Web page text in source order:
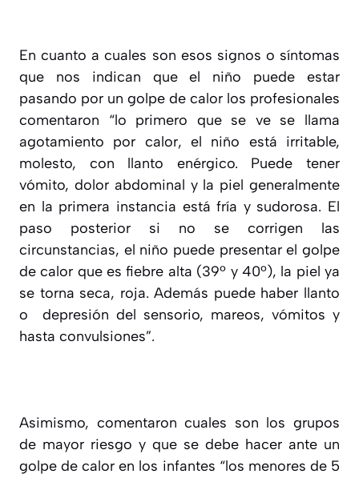
En cuanto a cuales son esos signos o síntomas
que nos indican que el niño puede estar
pasando por un golpe de calor los profesionales
comentaron “lo primero que se ve se llama
agotamiento por calor, el niño está irritable,
molesto, con llanto enérgico. Puede tener
vómito, dolor abdominal y la piel generalmente
en la primera instancia está fría y sudorosa. El
paso posterior si no se corrigen las
circunstancias, el niño puede presentar el golpe
de calor que es fiebre alta (39º y 40º), la piel ya
se torna seca, roja. Además puede haber llanto
o depresión del sensorio, mareos, vómitos y
hasta convulsiones”.
Asimismo, comentaron cuales son los grupos
de mayor riesgo y que se debe hacer ante un
golpe de calor en los infantes “los menores de 5